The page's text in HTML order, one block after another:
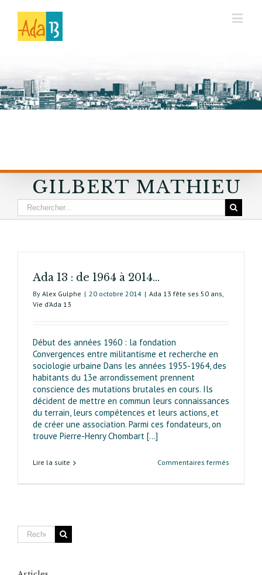
GILBERT MATHIEU
Ada 13 : de 1964 à 2014…
By Alex Gulphe | 20 octobre 2014 | Ada 13 fête ses 50 ans,
Vie d’Ada 13
Début des années 1960 : la fondation
Convergences entre militantisme et recherche en
sociologie urbaine Dans les années 1955-1964, des
habitants du 13e arrondissement prennent
conscience des mutations brutales en cours. Ils
décident de mettre en commun leurs connaissances
du terrain, leurs compétences et leurs actions, et
de créer une association. Parmi ces fondateurs, on
trouve Pierre-Henry Chombart [...]
Lire la suite Commentaires fermés